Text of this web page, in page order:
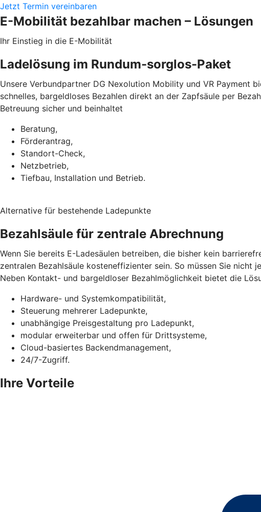
Jetzt Termin vereinbaren
E-Mobilität bezahlbar machen – Lösungen
Ihr Einstieg in die E-Mobilität
Ladelösung im Rundum-sorglos-Paket
Unsere Verbundpartner DG Nexolution Mobility und VR Payment
schnelles, bargeldloses Bezahlen direkt an der Zapfsäule per
Betreuung sicher und beinhaltet
Beratung,
Förderantrag,
Standort-Check,
Netzbetrieb,
Tiefbau, Installation und Betrieb.
Alternative für bestehende Ladepunkte
Bezahlsäule für zentrale Abrechnung
Wenn Sie bereits E-Ladesäulen betreiben, die bisher kein
zentralen Bezahlsäule kosteneffizienter sein. So müssen Sie
Neben Kontakt- und bargeldloser Bezahlmöglichkeit bietet die
Hardware- und Systemkompatibilität,
Steuerung mehrerer Ladepunkte,
unabhängige Preisgestaltung pro Ladepunkt,
modular erweiterbar und offen für Drittsysteme,
Cloud-basiertes Backendmanagement,
24/7-Zugriff.
Ihre Vorteile